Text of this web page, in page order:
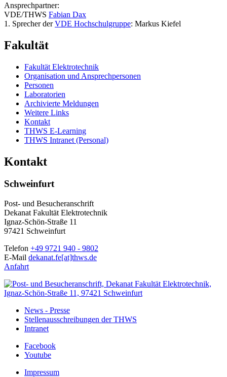
Ansprechpartner:
VDE/THWS Fabian Dax
1. Sprecher derVDE Hochschulgruppe: Markus Kiefel
Fakultät
Fakultät Elektrotechnik
Organisation und Ansprechpersonen
Personen
Laboratorien
Archivierte Meldungen
Weitere Links
Kontakt
THWS E-Learning
THWS Intranet (Personal)
Kontakt
Schweinfurt
Post- und Besucheranschrift
Dekanat Fakultät Elektrotechnik
Ignaz-Schön-Straße 11
97421 Schweinfurt
Telefon +49 9721 940 - 9802
E-Mail dekanat.fe[at]thws.de
Anfahrt
News - Presse
Stellenausschreibungen der THWS
Intranet
Facebook
Youtube
Impressum